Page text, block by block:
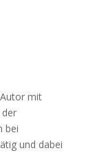
mit
bei
und dabei